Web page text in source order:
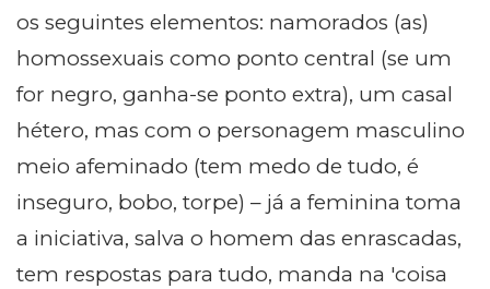
os seguintes elementos: namorados (as)
homossexuais como ponto central (se um
for negro, ganha-se ponto extra), um casal
hétero, mas com o personagem masculino
meio afeminado (tem medo de tudo, é
inseguro, bobo, torpe) – já a feminina toma
a iniciativa, salva o homem das enrascadas,
tem respostas para tudo, manda na 'coisa